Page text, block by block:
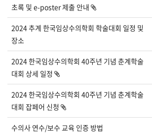
초록 및 e-poster 제출 안내
2024 추계 한국임상수의학회 학술대회 일정 및
장소
2024 한국임상수의학회 40주년 기념 춘계학술
대회 상세 일정
2024 한국임상수의학회 40주년 기념 춘계학술
대회 잡페어 신청
수의사 연수/보수 교육 인증 방법